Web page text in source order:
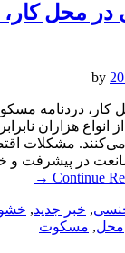
محل کار،
دردنامه
انواع هزاران
مشکلات
در پیشرفت و
Continue
→
, خبر جدید,
محل, مسکوت